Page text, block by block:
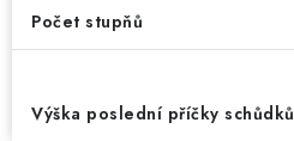
Počet stupňů
Výška poslední příčky schůdků